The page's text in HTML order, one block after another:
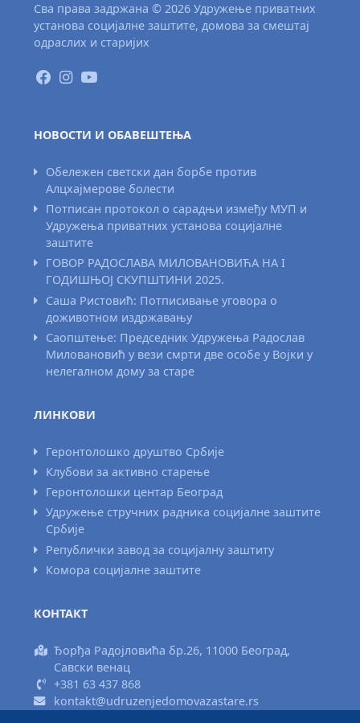
Сва права задржана © 2026 Удружење приватних
установа социјалне заштите, домова за смештај
одраслих и старијих
НОВОСТИ И ОБАВЕШТЕЊА
Обележен светски дан борбе против
Алцхајмерове болести
Потписан протокол о сарадњи између МУП и
Удружења приватних установа социјалне
заштите
ГОВОР РАДОСЛАВА МИЛОВАНОВИЋА НА I
ГОДИШЊОЈ СКУПШТИНИ 2025.
Саша Ристовић: Потписивање уговора о
доживотном издржавању
Саопштење: Председник Удружења Радослав
Миловановић у вези смрти две особе у Војки у
нелегалном дому за старе
ЛИНКОВИ
Геронтолошко друштво Србије
Клубови за активно старење
Геронтолошки центар Београд
Удружење стручних радника социјалне заштите
Србије
Републички завод за социјалну заштиту
Комора социјалне заштите
КОНТАКТ
Ђорђа Радојловића бр.26, 11000 Београд,
Савски венац
+381 63 437 868
kontakt@udruzenjedomovazastare.rs